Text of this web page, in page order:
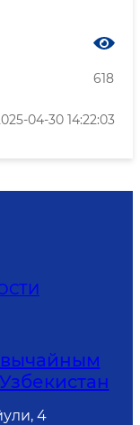
618
04-30 14:22:03
4